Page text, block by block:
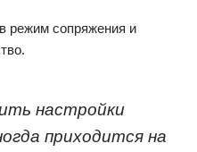
режим сопряжения и
настройки
приходится на